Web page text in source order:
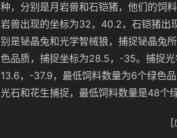
种，分别是月岩兽和石铠猪，他们的饲
岩兽出现的坐标为32，40.2，石铠猪出
别是铋晶兔和光学智械狼，捕捉铋晶兔
色品质，捕捉坐标为28.5，-35。捕捉
13.6，-37.9，最低饲料数量为6个绿色
光石和花生捕捉，最低饲料数量是48个
[